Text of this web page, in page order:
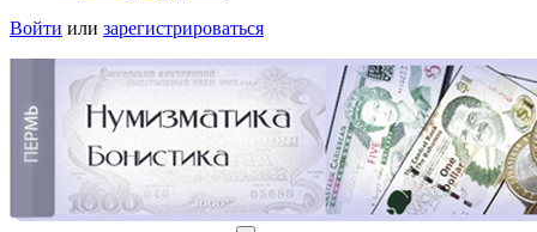
Войти или зарегистрироваться